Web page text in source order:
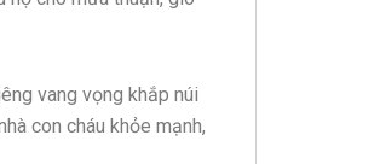
vang vọng khắp núi
con cháu khỏe mạnh,